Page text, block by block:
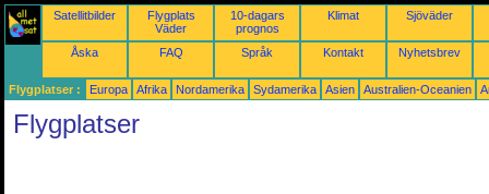
Satellitbilder
Flygplats
Väder
10-dagars
prognos
Klimat Sjöväder
Åska FAQ Språk Kontakt Nyhetsbrev
Flygplatser : Europa Afrika Nordamerika Sydamerika Asien Australien-Oceanien
Flygplatser